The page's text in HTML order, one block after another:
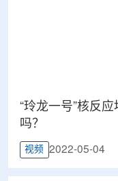
“玲龙一号”核反
吗？
视频 2022-05-04